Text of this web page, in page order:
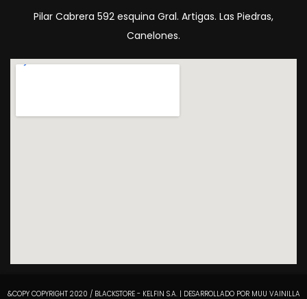
Pilar Cabrera 592 esquina Gral. Artigas. Las Piedras,
Canelones.
&COPY COPYRIGHT 2020 / BLACKSTORE - KELFIN S.A. | DESARROLLADO POR MUU VAINILLA